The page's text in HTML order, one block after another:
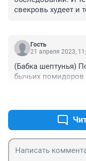
свекровь худеет и
Она уже более 40
частных клиниках
сейчас добилась
лечили эти
комплексного
голлвном мозге!!!
относиться????
больнице после
метастазы((((((((( и
якобы не
Гость
21 апреля 2023,
(Бабка шептунья)
бычьих помидоров